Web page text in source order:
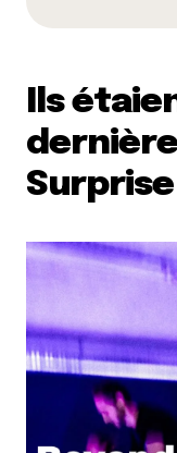
Ils
Surprise